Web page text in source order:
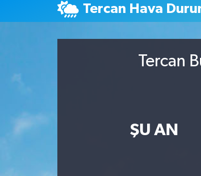
Tercan Hava
Tercan
ŞU AN
Son Dakika Haberleri